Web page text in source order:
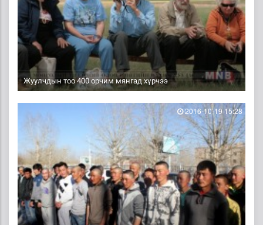
Жуулчдын тоо 400 орчим мянгад хүрчээ
2016-10-19 15:28